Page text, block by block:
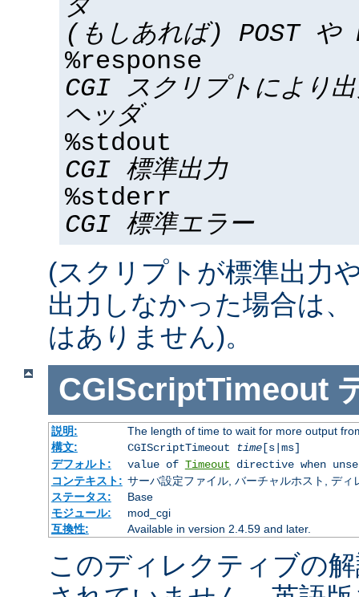
ダ
(もしあれば) POST や
%response
CGI スクリプトにより
ヘッダ
%stdout
CGI 標準出力
%stderr
CGI 標準エラー
(スクリプトが標準出力
出力しなかった場合は
はありません)。
CGIScriptTimeout
説明:
The length of time to wait for more output
構文:
CGIScriptTimeout time[s|ms]
デフォルト:
value of Timeout directive when
コンテキスト: サーバ設定ファイル, バーチャルホスト, ディ
ステータス:
Base
モジュール:
mod_cgi
互換性:
Available in version 2.4.59 and later.
このディレクティブの